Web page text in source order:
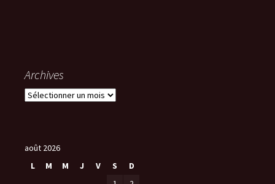
Archives
A
iaoût 2026
L
M M J V S
D